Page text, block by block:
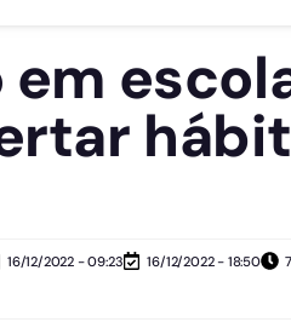
16/12/2022 - 09:23 16/12/2022 - 18:50